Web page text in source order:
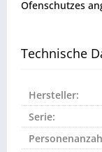
Ofenschutzes
Technische
Hersteller:
Serie: